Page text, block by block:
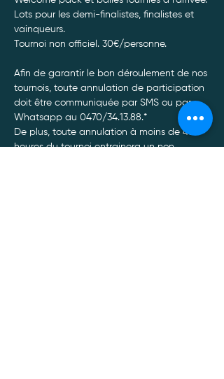
Lots pour les demi-finalistes, finalistes et
vainqueurs.
Tournoi non officiel. 30€/personne.
Afin de garantir le bon déroulement de nos
tournois, toute annulation de participation
doit être communiquée par SMS ou par
Whatsapp au 0470/34.13.88.*
De plus, toute annulation à moins de 48
heures du tournoi entrainera un non